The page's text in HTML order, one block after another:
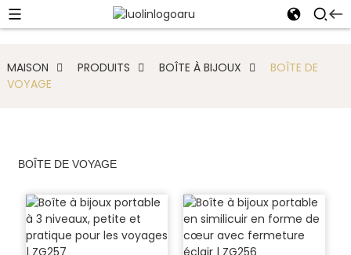
MAISON PRODUITS BOÎTE À BIJOUX
BOÎTE DE
VOYAGE
BOÎTE DE VOYAGE